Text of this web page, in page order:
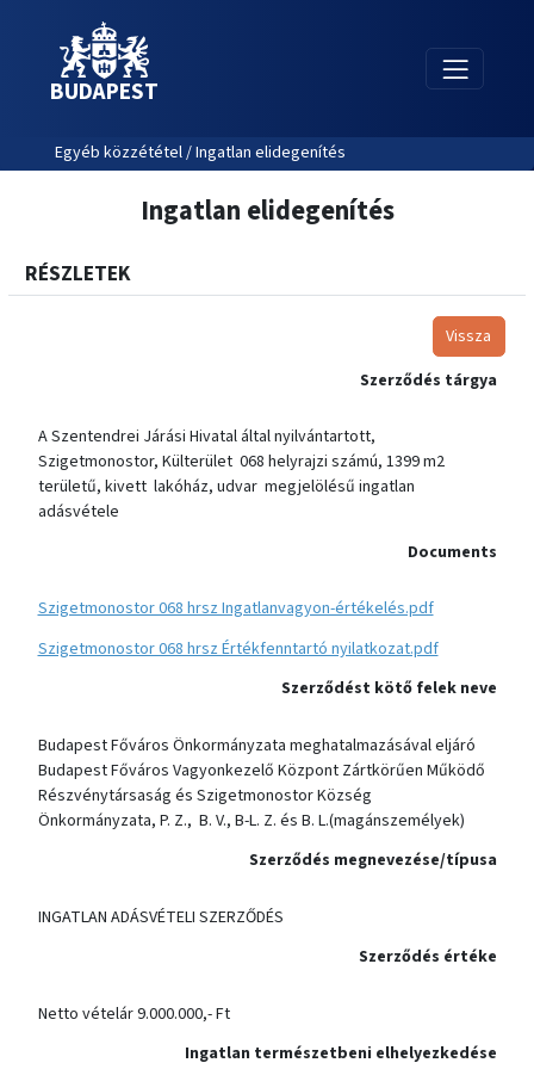
BUDAPEST
Egyéb közzététel / Ingatlan elidegenítés
Ingatlan elidegenítés
RÉSZLETEK
Vissza
Szerződés tárgya
A Szentendrei Járási Hivatal által nyilvántartott,
Szigetmonostor, Külterület 068 helyrajzi számú, 1399 m2
területű, kivett lakóház, udvar megjelölésű ingatlan
adásvétele
Documents
Szigetmonostor 068 hrsz Ingatlanvagyon-értékelés.pdf
Szigetmonostor 068 hrsz Értékfenntartó nyilatkozat.pdf
Szerződést kötő felek neve
Budapest Főváros Önkormányzata meghatalmazásával eljáró
Budapest Főváros Vagyonkezelő Központ Zártkörűen Működő
Részvénytársaság és Szigetmonostor Község
Önkormányzata, P. Z., B. V., B-L. Z. és B. L.(magánszemélyek)
Szerződés megnevezése/típusa
INGATLAN ADÁSVÉTELI SZERZŐDÉS
Szerződés értéke
Netto vételár 9.000.000,- Ft
Ingatlan természetbeni elhelyezkedése